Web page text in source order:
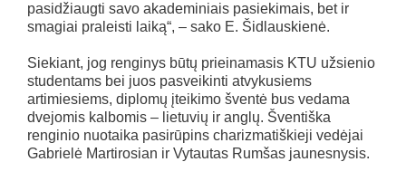
pasidžiaugti savo akademiniais pasiekimais, bet ir
smagiai praleisti laiką“, – sako E. Šidlauskienė.
Siekiant, jog renginys būtų prieinamasis KTU užsienio
studentams bei juos pasveikinti atvykusiems
artimiesiems, diplomų įteikimo šventė bus vedama
dvejomis kalbomis – lietuvių ir anglų. Šventiška
renginio nuotaika pasirūpins charizmatiškieji vedėjai
Gabrielė Martirosian ir Vytautas Rumšas jaunesnysis.